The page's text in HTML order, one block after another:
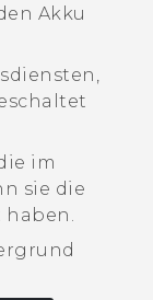
Akku
im
sie die